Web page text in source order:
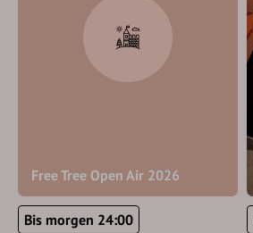
Free Tree Open Air 2026
Bis morgen 24:00